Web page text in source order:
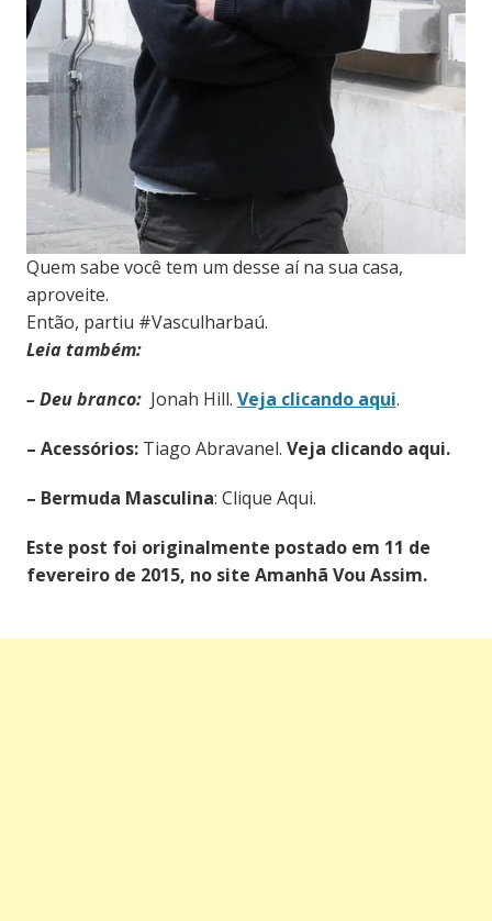
Quem sabe você tem um desse aí na sua casa,
aproveite.
Então, partiu #Vasculharbaú.
Leia também:
– Deu branco:Jonah Hill. Veja clicando aqui.
– Acessórios:Tiago Abravanel. Veja clicando aqui.
– Bermuda Masculina: Clique Aqui.
Este post foi originalmente postado em 11 de
fevereiro de 2015, no site Amanhã Vou Assim.